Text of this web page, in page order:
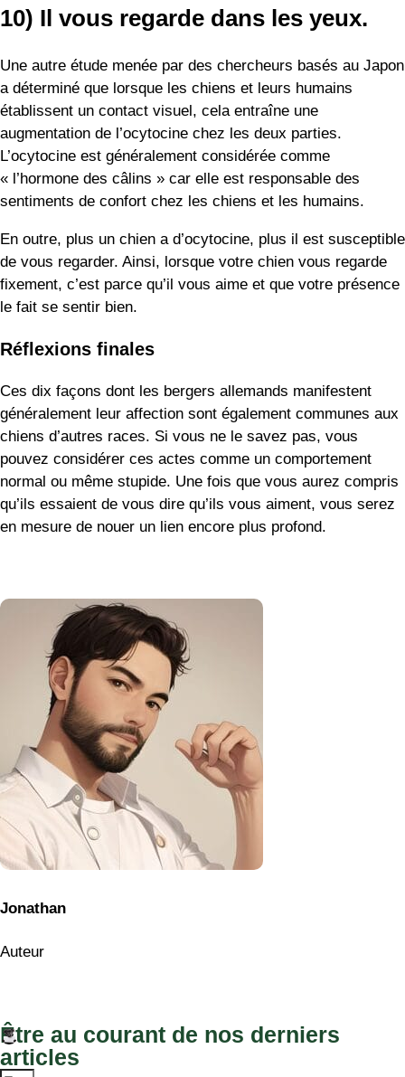
En outre, plus un chien a d’ocytocine, plus il est susceptible
de vous regarder. Ainsi, lorsque votre chien vous regarde
fixement, c’est parce qu’il vous aime et que votre présence
le fait se sentir bien.
Réflexions finales
Ces dix façons dont les bergers allemands manifestent
généralement leur affection sont également communes aux
chiens d’autres races. Si vous ne le savez pas, vous
pouvez considérer ces actes comme un comportement
normal ou même stupide. Une fois que vous aurez compris
qu’ils essaient de vous dire qu’ils vous aiment, vous serez
Jonathan
Auteur
Être au courant de nos derniers
articles
Envoyer
Articles qui devraient vous intéresser